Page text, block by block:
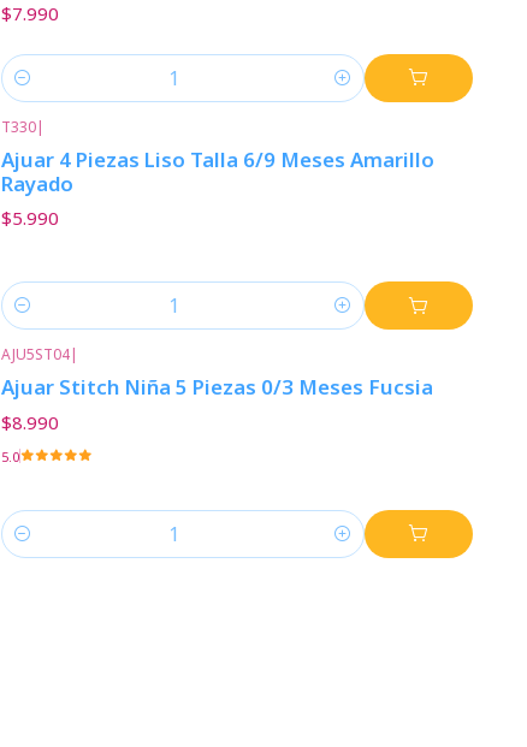
$7.990
Cantidad
T330|
Ajuar 4 Piezas Liso Talla 6/9 Meses Amarillo
Rayado
$5.990
Cantidad
AJU5ST04|
Ajuar Stitch Niña 5 Piezas 0/3 Meses Fucsia
$8.990
5.0
Cantidad